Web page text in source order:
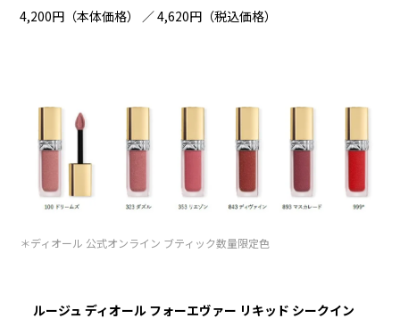
4,200円（本体価格） ／ 4,620円（税込価格）
＊ディオール 公式オンライン ブティック数量限定色
ルージュ ディオール フォーエヴァー リキッド シークイン